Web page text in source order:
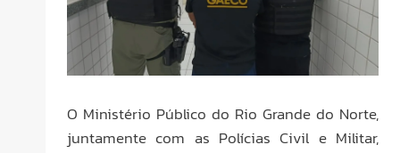
O Ministério Público do Rio Grande do Norte,
juntamente com as Polícias Civil e Militar,